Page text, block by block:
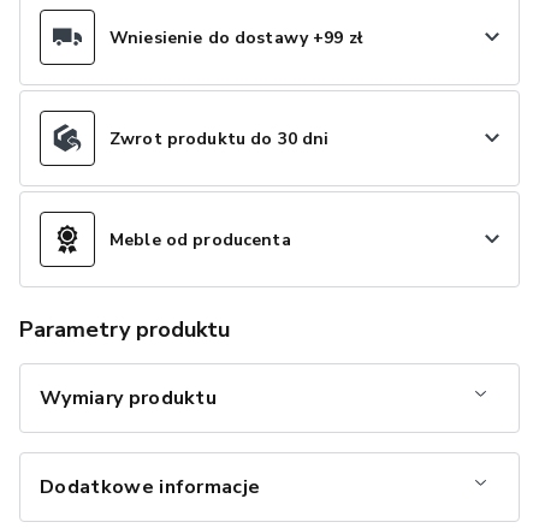
Wniesienie do dostawy +99 zł
Zwrot produktu do 30 dni
Meble od producenta
Parametry produktu
Wymiary produktu
Dodatkowe informacje